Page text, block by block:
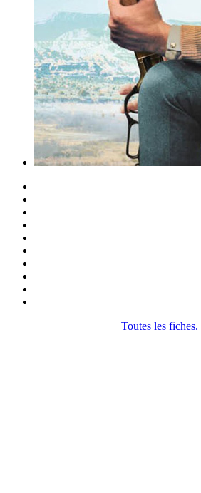
Toutes les fiches.